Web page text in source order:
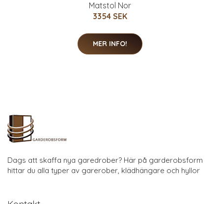
Matstol Nor
3354 SEK
MER INFO!
Dags att skaffa nya garedrober? Här på garderobsform
hittar du alla typer av garerober, klädhängare och hyllor